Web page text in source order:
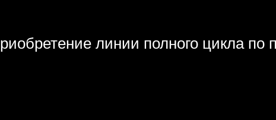
линии полного цикла по